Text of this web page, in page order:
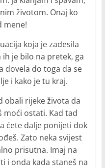
životom. Onaj ko
mene!
koja je zadesila
ih je bilo na pretek, ga
dovela do toga da se
i kako je tu kraj.
obali rijeke života da
moći ostati. Kad tad
ćete dalje ponijeti dok
Zato neka svijest
prisutna. Imaj na
i onda kada staneš na